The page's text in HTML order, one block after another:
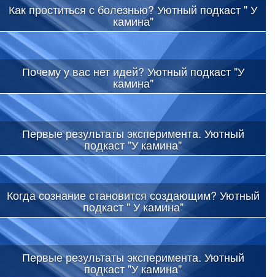
Как проститься с болезнью? Уютный подкаст " У
камина"
Почему у вас нет идей? Уютный подкаст "У
камина"
Первые результаты эксперимента. Уютный
подкаст "У камина"
Когда сознание становится создающим? Уютный
подкаст " У камина"
Первые результаты эксперимента. Уютный
подкаст "У камина"